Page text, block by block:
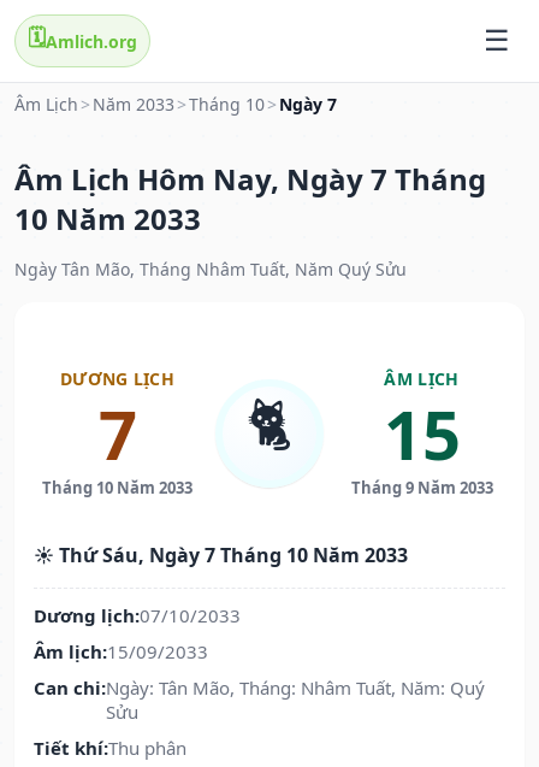
🗓️Amlich.org
Âm Lịch > Năm 2033 >Tháng 10> Ngày 7
Âm Lịch Hôm Nay, Ngày 7 Tháng
10 Năm 2033
Ngày Tân Mão, Tháng Nhâm Tuất, Năm Quý Sửu
DƯƠNG LỊCH
7
Tháng 10 Năm 2033
🐈
ÂM LỊCH
15
Tháng 9 Năm 2033
☀️ Thứ Sáu, Ngày 7 Tháng 10 Năm 2033
Dương lịch:07/10/2033
Âm lịch:15/09/2033
Can chi:Ngày: Tân Mão, Tháng: Nhâm Tuất, Năm: Quý
Sửu
Tiết khí:Thu phân